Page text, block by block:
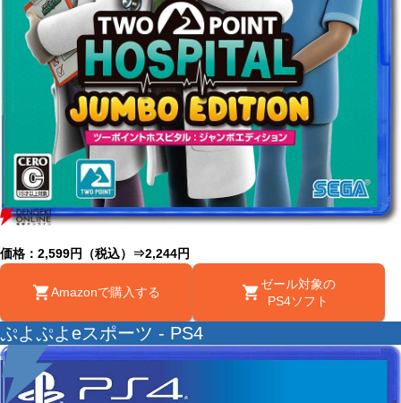
価格：2,599円（税込）⇒2,244円
Amazonで購入する
ゼール対象の
PS4ソフト
ぷよぷよeスポーツ - PS4